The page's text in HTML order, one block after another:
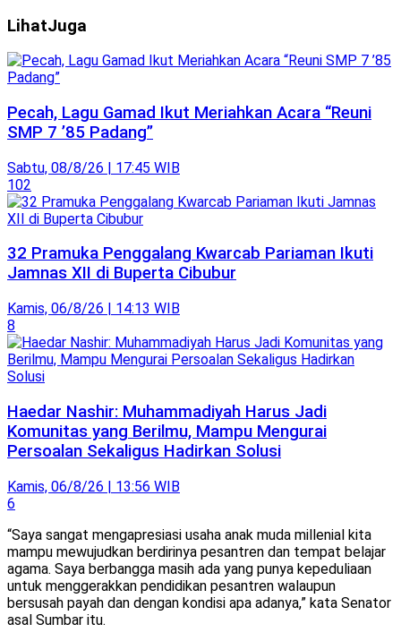
LihatJuga
Pecah, Lagu Gamad Ikut Meriahkan Acara “Reuni
SMP 7 ’85 Padang”
Sabtu, 08/8/26 | 17:45 WIB
102
32 Pramuka Penggalang Kwarcab Pariaman Ikuti
Jamnas XII di Buperta Cibubur
Kamis, 06/8/26 | 14:13 WIB
8
Haedar Nashir: Muhammadiyah Harus Jadi
Komunitas yang Berilmu, Mampu Mengurai
Persoalan Sekaligus Hadirkan Solusi
Kamis, 06/8/26 | 13:56 WIB
6
“Saya sangat mengapresiasi usaha anak muda millenial kita
mampu mewujudkan berdirinya pesantren dan tempat belajar
agama. Saya berbangga masih ada yang punya kepeduliaan
untuk menggerakkan pendidikan pesantren walaupun
bersusah payah dan dengan kondisi apa adanya,” kata Senator
asal Sumbar itu.